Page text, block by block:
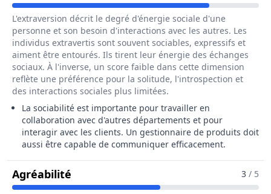
L'extraversion décrit le degré d'énergie sociale d'une
personne et son besoin d'interactions avec les autres. Les
individus extravertis sont souvent sociables, expressifs et
aiment être entourés. Ils tirent leur énergie des échanges
sociaux. À l'inverse, un score faible dans cette dimension
reflète une préférence pour la solitude, l'introspection et
des interactions sociales plus limitées.
La sociabilité est importante pour travailler en
collaboration avec d'autres départements et pour
interagir avec les clients. Un gestionnaire de produits doit
aussi être capable de communiquer efficacement.
Agréabilité Pour Le Métier De Gestionnaire De
3 / 5